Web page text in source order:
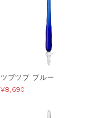
ツブツブ ブルー
¥8,690